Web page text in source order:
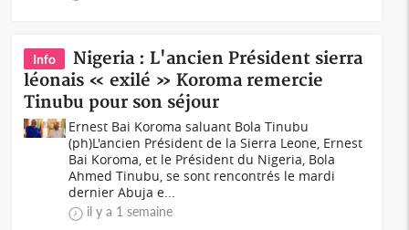
Info
Nigeria : L'ancien Président sierra
léonais « exilé » Koroma remercie
Tinubu pour son séjour
Ernest Bai Koroma saluant Bola Tinubu
(ph)L'ancien Président de la Sierra Leone, Ernest
Bai Koroma, et le Président du Nigeria, Bola
Ahmed Tinubu, se sont rencontrés le mardi
dernier Abuja e...
il y a 1 semaine